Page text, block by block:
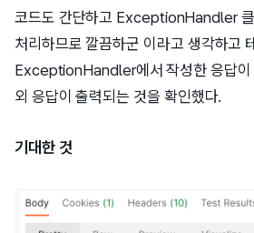
코드도 간단하고 ExceptionHandler
처리하므로 깔끔하군 이라고 생각하고
ExceptionHandler에서 작성한 응답이
외 응답이 출력되는 것을 확인했다.
기대한 것